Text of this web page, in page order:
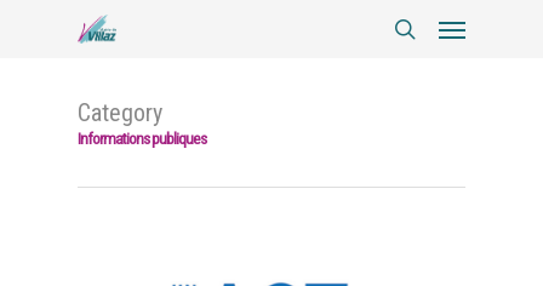
Category
Informations publiques